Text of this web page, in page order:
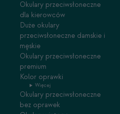
Okulary przeciwsłoneczne
dla kierowców
Duże okulary
przeciwsłoneczne damskie i
męskie
Okulary przeciwsłoneczne
premium
Kolor oprawki
Więcej
Okulary przeciwsłoneczne
bez oprawek